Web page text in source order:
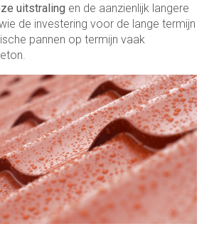
uitstraling en de aanzienlijk langere
de investering voor de lange termijn
pannen op termijn vaak